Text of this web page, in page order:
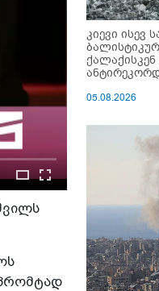
კიევი ისევ
05.08.2026